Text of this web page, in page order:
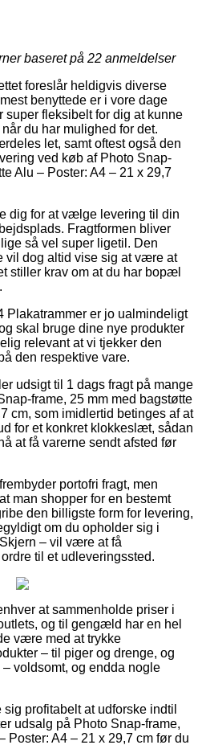
baseret på 22 anmeldelser
foreslår heldigvis diverse
benyttede er i vore dage
super fleksibelt for dig at kunne
du har mulighed for det.
let, samt oftest også den
ved køb af Photo Snap-
Alu – Poster: A4 – 21 x 29,7
dig for at vælge levering til din
Fragtformen bliver
så vel super ligetil. Den
vil dog altid vise sig at være at
stiller krav om at du har bopæl
Plakatrammer er jo ualmindeligt
skal bruge dine nye produkter
relevant at vi tjekker den
den respektive vare.
udsigt til 1 dags fragt på mange
frame, 25 mm med bagstøtte
cm, som imidlertid betinges af at
for et konkret klokkeslæt, sådan
at få varerne sendt afsted før
portofri fragt, men
man shopper for en bestemt
den billigste form for levering,
om du opholder sig i
– vil være at få
til et udleveringssted.
at sammenholde priser i
og til gengæld har en hel
være med at trykke
– til piger og drenge, og
voldsomt, og endda nogle
profitabelt at udforske indtil
udsalg på Photo Snap-frame,
Poster: A4 – 21 x 29,7 cm før du